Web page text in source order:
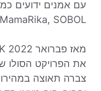
MamaRika, SOBOL ועוד רבים.
את הפרויקט הסולו
צברה תאוצה